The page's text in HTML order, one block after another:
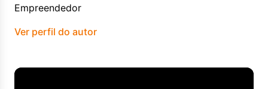
Empreendedor
Ver perfil do autor